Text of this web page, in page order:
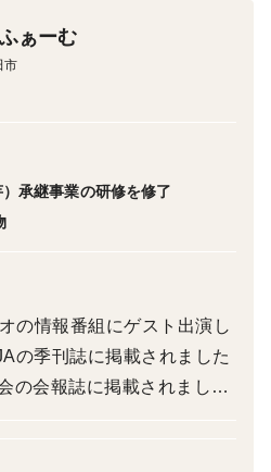
に人の手で手入れをしながら
市で太陽の光をたくさん浴び
すが、全国に流通する海老芋
ぁーむ
市
承継事業の研修を修了
情報番組にゲスト出演し
の季刊誌に掲載されました
会報誌に掲載されました